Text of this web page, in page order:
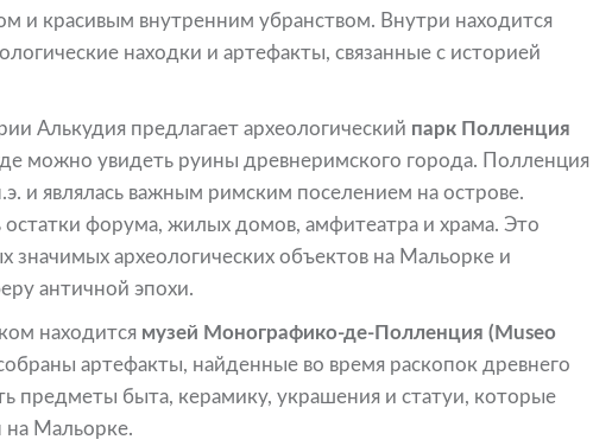
и красивым внутренним убранством. Внутри находится
находки и артефакты, связанные с историей
Алькудия предлагает археологический парк Полленция
можно увидеть руины древнеримского города. Полленция
и являлась важным римским поселением на острове.
форума, жилых домов, амфитеатра и храма. Это
значимых археологических объектов на Мальорке и
античной эпохи.
находится музей Монографико-де-Полленция (Museo
артефакты, найденные во время раскопок древнего
предметы быта, керамику, украшения и статуи, которые
на Мальорке.